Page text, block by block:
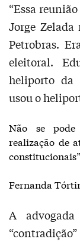
“Essa
Jorge
Petrobras.
eleitoral.
heliporto da
usou o
Não se
realização de
constitucionais”
Fernanda
A